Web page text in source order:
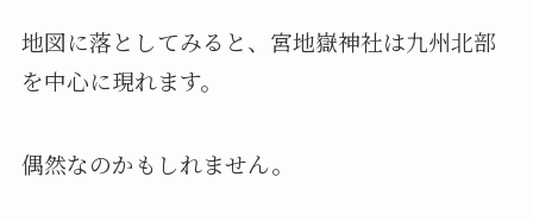
地図に落としてみると、宮地嶽神社は九州北部
を中心に現れます。
偶然なのかもしれません。